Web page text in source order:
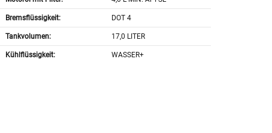
Bremsflüssigkeit: DOT 4
Tankvolumen: 17,0 LITER
Kühlflüssigkeit: WASSER+